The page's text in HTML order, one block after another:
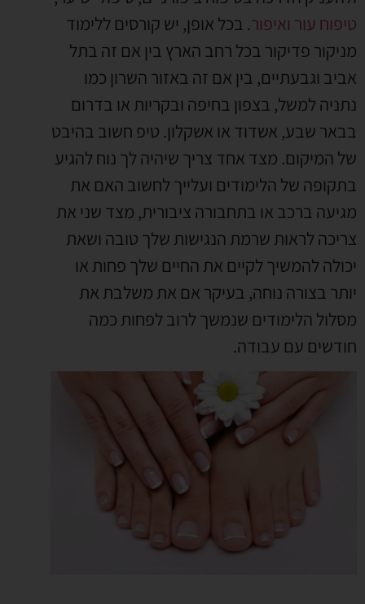
טיפוח עור ואיפור. בכל אופן, יש קורסים ללימוד
מניקור פדיקור בכל רחב הארץ בין אם זה בתל
אביב וגבעתיים, בין אם זה באזור השרון כמו
נתניה למשל, בצפון בחיפה ובקריות או בדרום
בבאר שבע, אשדוד או אשקלון. טיפ חשוב בהיבט
של המיקום. מצד אחד צריך שיהיה לך נוח להגיע
בתקופה של הלימודים ועלייך לחשוב האם את
מגיעה ברכב או בתחבורה ציבורית, מצד שני את
צריכה לראות שרמת הנגישות שלך טובה ושאת
יכולה להמשיך לקיים את החיים שלך פחות או
יותר בצורה נוחה, בעיקר אם את משלבת את
מסלול הלימודים שנמשך לרוב לפחות כמה
חודשים עם עבודה.